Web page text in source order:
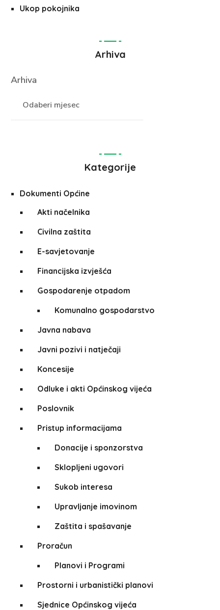
Ukop pokojnika
Arhiva
Arhiva
Kategorije
Dokumenti Općine
Akti načelnika
Civilna zaštita
E-savjetovanje
Financijska izvješća
Gospodarenje otpadom
Komunalno gospodarstvo
Javna nabava
Javni pozivi i natječaji
Koncesije
Odluke i akti Općinskog vijeća
Poslovnik
Pristup informacijama
Donacije i sponzorstva
Sklopljeni ugovori
Sukob interesa
Upravljanje imovinom
Zaštita i spašavanje
Proračun
Planovi i Programi
Prostorni i urbanistički planovi
Sjednice Općinskog vijeća